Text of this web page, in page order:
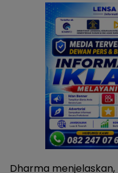
Dharma